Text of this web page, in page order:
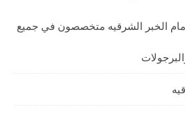
الخبر الشرقيه متخصصون في جميع